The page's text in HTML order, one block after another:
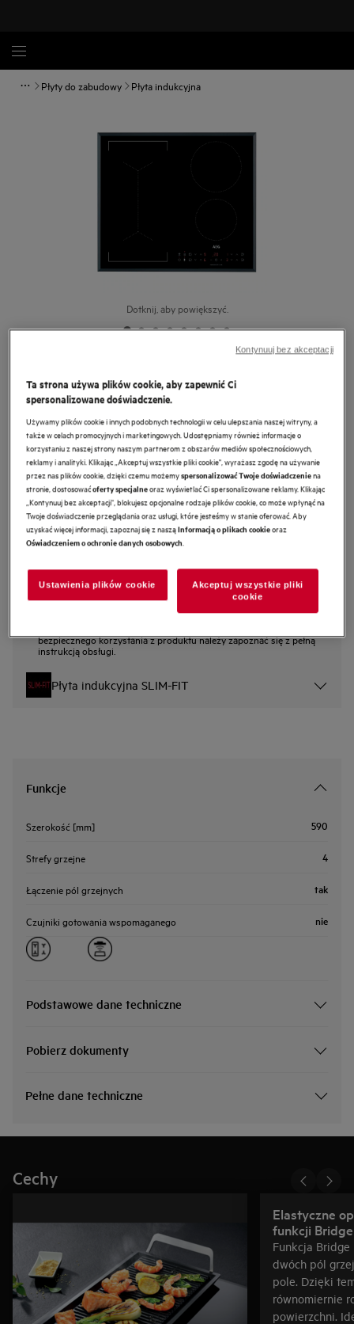
Płyty do zabudowy Płyta indukcyjna
Dotknij, aby powiększyć.
Płyta indukcyjna Bridge 6000 SLIM-
FIT 60 cm
4.7 (203)
Karta informacyjna produktu
Cechy
Funkcja Bridge łączy dwa pola grzewcze w jedno duże pole gotowania
Funkcja Bridge – ciesz się większą powierzchnią do gotowania, tak jak
lubisz.
Hob2Hood® dostosowuje moc okapu do intensywności gotowania.
Instrukcje bezpieczeństwa i ostrzeżenia dotyczące
bezpieczeństwa zgodnie z rozporządzeniem UE 2023/988 są
bezpiecznego korzystania z produktu należy zapoznać się z pełną
instrukcją obsługi.
Płyta indukcyjna SLIM-FIT
Funkcje
Szerokość [mm] 590
Strefy grzejne 4
Łączenie pól grzejnych tak
Czujniki gotowania wspomaganego nie
Podstawowe dane techniczne
Pobierz dokumenty
Pełne dane techniczne
Cechy
Elastyczne
funkcji Bridge
Funkcja Bridge
dwóch pól
pole. Dzięki
równomiernie
powierzchni.
Ta strona używa plików cookie, aby zapewnić Ci
spersonalizowane doświadczenie.
Używamy plików cookie i innych podobnych technologii w celu ulepszania naszej witryny, a
także w celach promocyjnych i marketingowych. Udostępniamy również informacje o
korzystaniu z naszej strony naszym partnerom z obszarów mediów społecznościowych,
reklamy i analityki. Klikając „Akceptuj wszystkie pliki cookie", wyrażasz zgodę na używanie
przez nas plików cookie, dzięki czemu możemyspersonalizować Twoje doświadczeniena
stronie, dostosowaćoferty specjalneoraz wyświetlać Ci spersonalizowane reklamy. Klikając
„Kontynuuj bez akceptacji", blokujesz opcjonalne rodzaje plików cookie, co może wpłynąć na
Twoje doświadczenie przeglądania oraz usługi, które jesteśmy w stanie oferować. Aby
uzyskać więcej informacji, zapoznaj się z nasząInformacją o plikach cookieoraz
Oświadczeniem o ochronie danych osobowych
Ustawienia plików cookie
Akceptuj wszystkie pliki
cookie
Kontynuuj bez akceptacji